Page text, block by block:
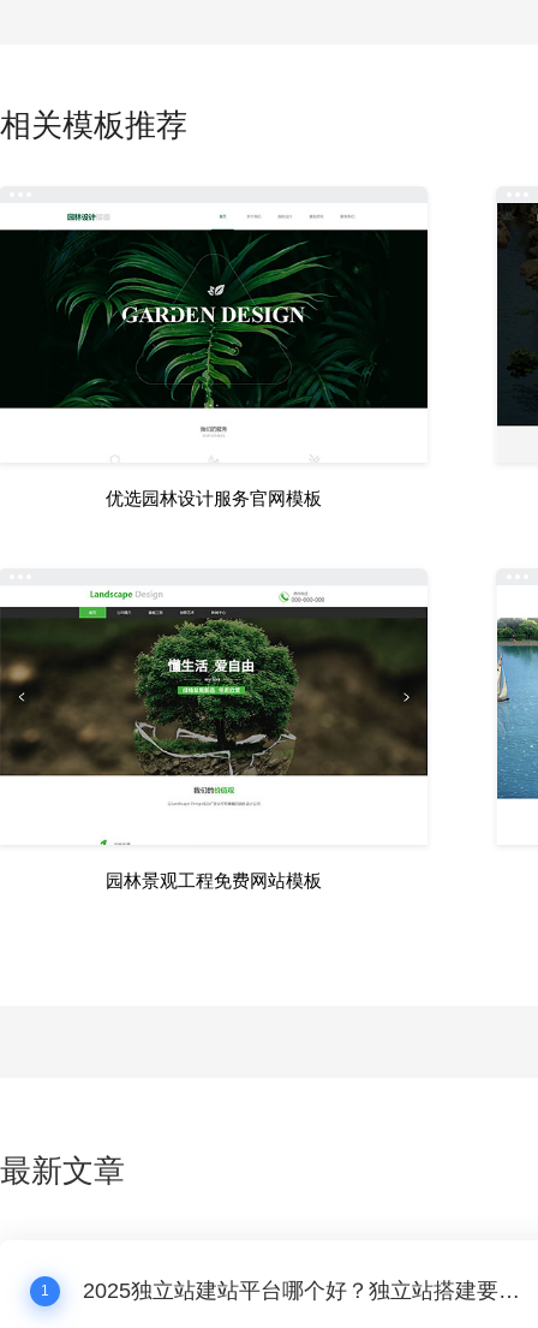
相关模板推荐
优选园林设计服务官网模板
园林景观工程免费网站模板
最新文章
1 2025独立站建站平台哪个好？独立站搭建要多少钱？